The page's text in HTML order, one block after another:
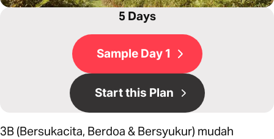
5 Days
Sample Day 1
Start this Plan
3B (Bersukacita, Berdoa & Bersyukur) mudah